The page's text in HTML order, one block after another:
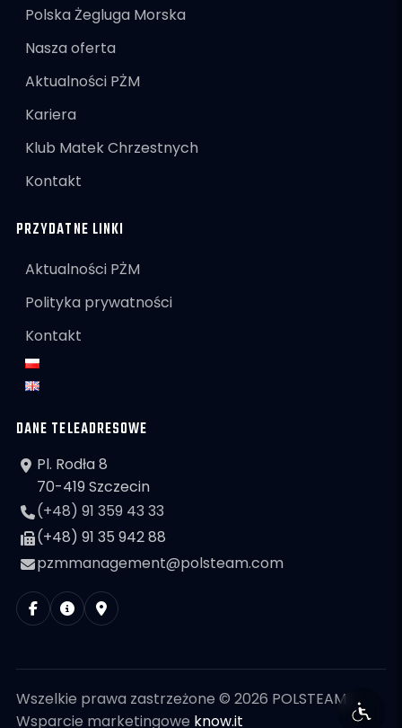
Polska Żegluga Morska
Nasza oferta
Aktualności PŻM
Kariera
Klub Matek Chrzestnych
Kontakt
PRZYDATNE LINKI
Aktualności PŻM
Polityka prywatności
Kontakt
DANE TELEADRESOWE
Pl. Rodła 8
70-419 Szczecin
(+48) 91 359 43 33
(+48) 91 35 942 88
pzmmanagement@polsteam.com
Wszelkie prawa zastrzeżone © 2026 POLSTEAM
Wsparcie marketingowe know.it